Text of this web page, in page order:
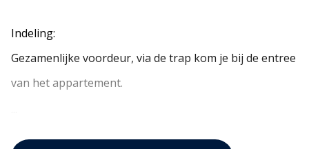
Indeling:
Gezamenlijke voordeur, via de trap kom je bij de entree
van het appartement.